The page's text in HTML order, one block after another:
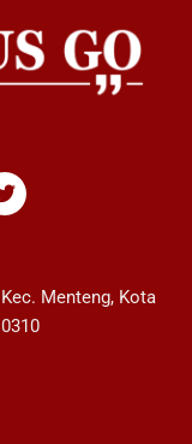
Menteng, Kota